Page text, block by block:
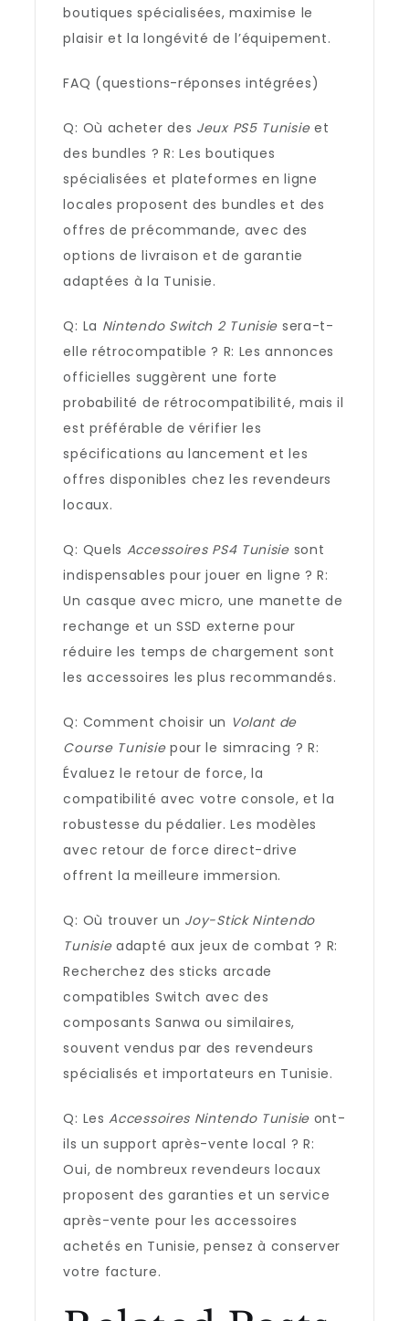
boutiques spécialisées, maximise le
plaisir et la longévité de l’équipement.
FAQ (questions-réponses intégrées)
Q: Où acheter des Jeux PS5 Tunisieet
des bundles ? R: Les boutiques
spécialisées et plateformes en ligne
locales proposent des bundles et des
offres de précommande, avec des
options de livraison et de garantie
adaptées à la Tunisie.
Q: La Nintendo Switch 2 Tunisie sera-t-
elle rétrocompatible ? R: Les annonces
officielles suggèrent une forte
probabilité de rétrocompatibilité, mais il
est préférable de vérifier les
spécifications au lancement et les
offres disponibles chez les revendeurs
locaux.
Q: Quels Accessoires PS4 Tunisiesont
indispensables pour jouer en ligne ? R:
Un casque avec micro, une manette de
rechange et un SSD externe pour
réduire les temps de chargement sont
les accessoires les plus recommandés.
Q: Comment choisir un Volant de
Course Tunisiepour le simracing ? R:
Évaluez le retour de force, la
compatibilité avec votre console, et la
robustesse du pédalier. Les modèles
avec retour de force direct-drive
offrent la meilleure immersion.
Q: Où trouver un Joy-Stick Nintendo
Tunisieadapté aux jeux de combat ? R:
Recherchez des sticks arcade
compatibles Switch avec des
composants Sanwa ou similaires,
souvent vendus par des revendeurs
spécialisés et importateurs en Tunisie.
Q: LesAccessoires Nintendo Tunisieont-
ils un support après-vente local ? R:
Oui, de nombreux revendeurs locaux
proposent des garanties et un service
après-vente pour les accessoires
achetés en Tunisie, pensez à conserver
votre facture.